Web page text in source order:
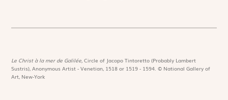
Le Christ à la mer de Galilée,Circle of Jacopo Tintoretto (Probably Lambert
Sustris), Anonymous Artist - Venetian, 1518 or 1519 - 1594. © National Gallery of
Art, New-York